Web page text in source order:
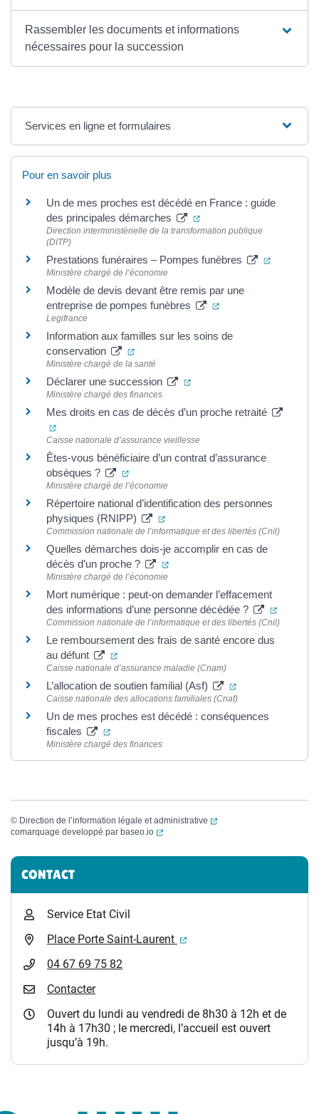
Rassembler les documents et informations
nécessaires pour la succession
Services en ligne et formulaires
Pour en savoir plus
Un de mes proches est décédé en France : guide
des principales démarches
(ouverture dans un
Direction interministérielle de la transformation publique
(DITP)
Prestations funéraires – Pompes funèbres
Ministère chargé de l’économie
Modèle de devis devant être remis par une
entreprise de pompes funèbres
(ouverture dans un
Legifrance
Information aux familles sur les soins de
conservation
(ouverture dans un nouvel onglet)
Ministère chargé de la santé
Déclarer une succession (ouverture dans un nouvel
Ministère chargé des finances
Mes droits en cas de décès d’un proche retraité
(ouverture dans un nouvel onglet)
Caisse nationale d’assurance vieillesse
Êtes-vous bénéficiaire d’un contrat d’assurance
obsèques ?
(ouverture dans un nouvel onglet)
Ministère chargé de l’économie
Répertoire national d’identification des personnes
physiques (RNIPP)
(ouverture dans un nouvel onglet)
Commission nationale de l’informatique et des libertés (Cnil)
Quelles démarches dois-je accomplir en cas de
décès d’un proche ?
(ouverture dans un nouvel
Ministère chargé de l’économie
Mort numérique : peut-on demander l’effacement
des informations d’une personne décédée ?
Commission nationale de l’informatique et des libertés (Cnil)
Le remboursement des frais de santé encore dus
au défunt
(ouverture dans un nouvel onglet)
Caisse nationale d’assurance maladie (Cnam)
L’allocation de soutien familial (Asf) (ouverture dans
Caisse nationale des allocations familiales (Cnaf)
Un de mes proches est décédé : conséquences
fiscales
(ouverture dans un nouvel onglet)
Ministère chargé des finances
© Direction de l’information légale et administrative
(ouverture dans un
comarquage developpé par baseo.io (ouverture dans un nouvel onglet)
Informations complémentaires
CONTACT
Service Etat Civil
Place Porte Saint-Laurent
(ouverture dans un
04 67 69 75 82
Contacter
Ouvert du lundi au vendredi de 8h30 à 12h et de
14h à 17h30 ; le mercredi, l’accueil est ouvert
jusqu’à 19h.